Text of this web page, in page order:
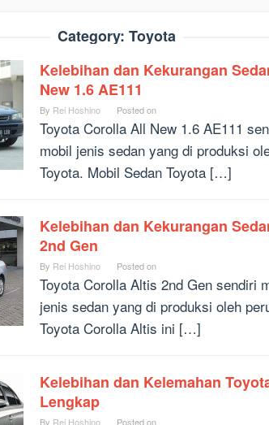
Category: Toyota
Kelebihan dan Kekurangan
New 1.6 AE111
By Rei Hoshino Posted on
Toyota Corolla All New 1.6 AE111
mobil jenis sedan yang di produksi
Toyota. Mobil Sedan Toyota […]
Kelebihan dan Kekurangan
2nd Gen
By Rei Hoshino Posted on
Toyota Corolla Altis 2nd Gen sendiri
jenis sedan yang di produksi oleh
Toyota Corolla Altis ini […]
Kelebihan dan Kelemahan
Lengkap
By Rei Hoshino Posted on